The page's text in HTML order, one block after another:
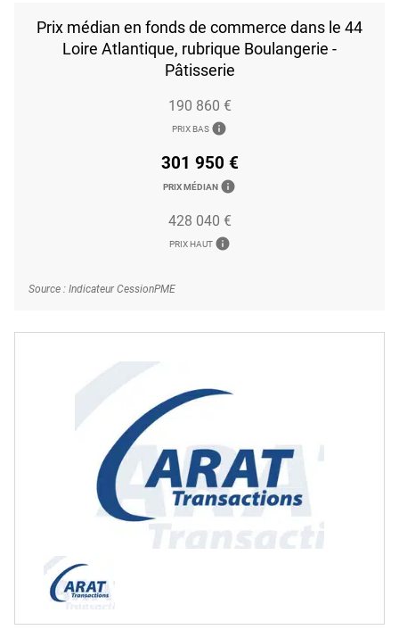
Prix médian en fonds de commerce dans le 44
Loire Atlantique, rubrique Boulangerie -
Pâtisserie
190 860 €
PRIX BAS info
301 950 €
PRIX MÉDIAN info
428 040 €
PRIX HAUT info
Source : Indicateur CessionPME